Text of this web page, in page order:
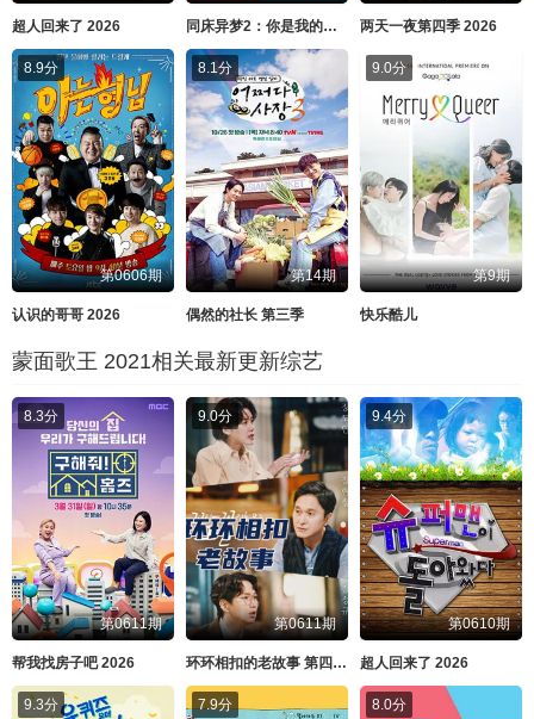
超人回来了 2026 同床异梦2：你是我的命运 2026 两天一夜第四季 2026
8.9分
第0606期
认识的哥哥 2026
8.1分
第14期
偶然的社长 第三季
9.0分
第9期
快乐酷儿
蒙面歌王 2021相关最新更新综艺
8.3分
第0611期
帮我找房子吧 2026
9.0分
第0611期
环环相扣的老故事 第四季 2026
9.4分
第0610期
超人回来了 2026
9.3分 7.9分 8.0分